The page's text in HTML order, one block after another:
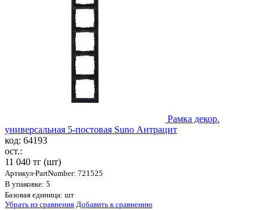
Рамка декор.
универсальная 5-постовая Suno Антрацит
код: 64193
ост.:
11 040 тг (шт)
Артикул-PartNumber: 721525
В упаковке: 5
Базовая единица: шт
Убрать из сравнения Добавить к сравнению